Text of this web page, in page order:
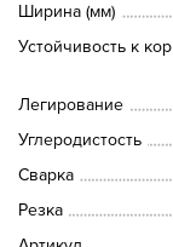
Ширина (мм)
Устойчивость к
Легирование
Углеродистость
Сварка
Резка